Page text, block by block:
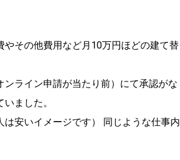
その他費用など月10万円ほどの建て替
ライン申請が当たり前）にて承認がな
ました。
安いイメージです） 同じような仕事内